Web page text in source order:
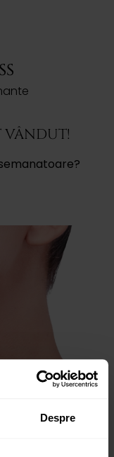
Despre
VÂNDUT!